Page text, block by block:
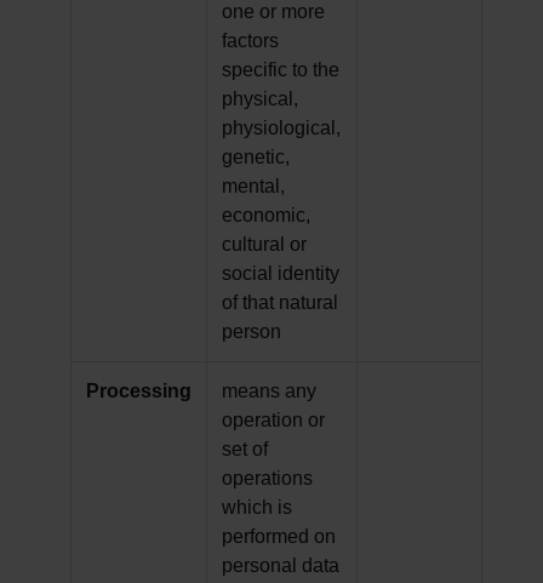
one or more
factors
specific to the
physical,
physiological,
genetic,
mental,
economic,
cultural or
social identity
of that natural
person
Processing
means any
operation or
set of
operations
which is
performed on
personal data